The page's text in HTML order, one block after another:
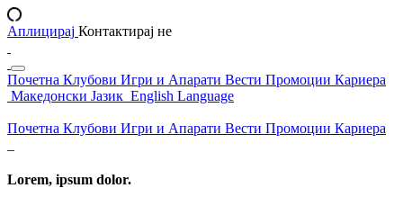
Аплицирај Контактирај не
Почетна Клубови Игри и Апарати Вести Промоции Кариера
Македонски Јазик English Language
Почетна Клубови Игри и Апарати Вести Промоции Кариера
Lorem, ipsum dolor.